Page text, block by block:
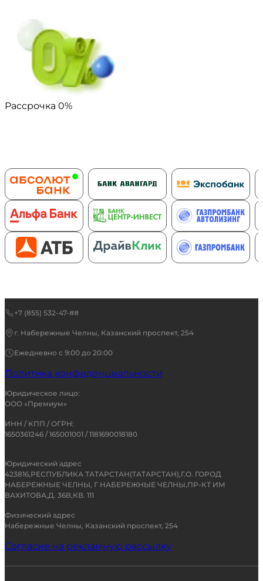
Рассрочка 0%
+7 (855) 532-47-##
г. Набережные Челны, Казанский проспект, 254
Ежедневно с 9:00 до 20:00
Политика конфиденциальности
Юридическое лицо:
ООО «Премиум»
ИНН / КПП / ОГРН:
1650361246 / 165001001 / 1181690018180
Юридический адрес
423816,РЕСПУБЛИКА ТАТАРСТАН(ТАТАРСТАН),Г.О. ГОРОД
НАБЕРЕЖНЫЕ ЧЕЛНЫ, Г НАБЕРЕЖНЫЕ ЧЕЛНЫ,ПР-КТ ИМ
ВАХИТОВА,Д. 36В,КВ. 111
Физический адрес
Набережные Челны, Казанский проспект, 254
Согласие на рекламную рассылку